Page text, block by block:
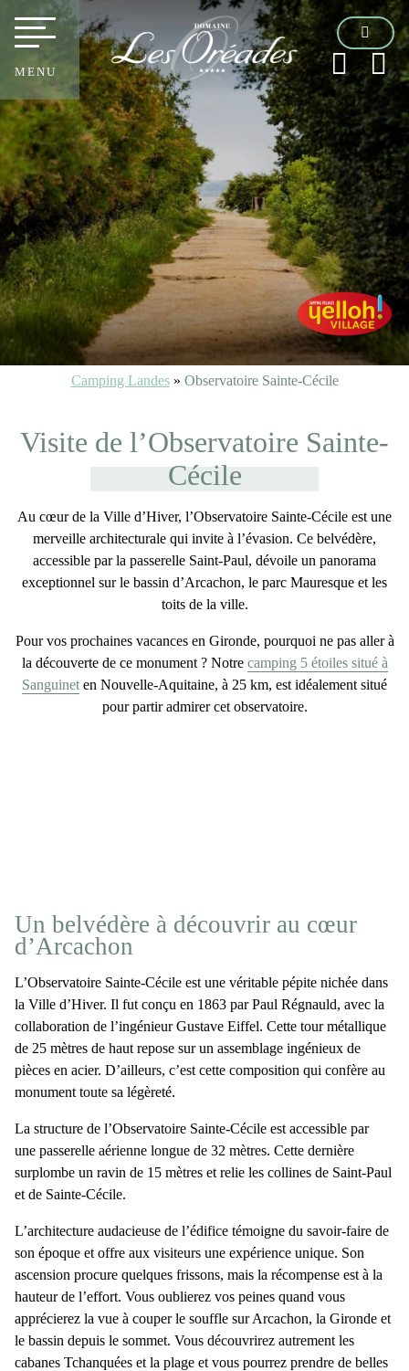
MENU
Camping Landes» Observatoire Sainte-Cécile
Visite de l’Observatoire Sainte-
Cécile
Au cœur de la Ville d’Hiver, l’Observatoire Sainte-Cécile est une
merveille architecturale qui invite à l’évasion. Ce belvédère,
accessible par la passerelle Saint-Paul, dévoile un panorama
exceptionnel sur le bassin d’Arcachon, le parc Mauresque et les
toits de la ville.
Pour vos prochaines vacances en Gironde, pourquoi ne pas aller à
la découverte de ce monument ? Notre camping 5 étoiles situé à
Sanguinet en Nouvelle-Aquitaine, à 25 km, est idéalement situé
pour partir admirer cet observatoire.
Un belvédère à découvrir au cœur
d’Arcachon
L’Observatoire Sainte-Cécile est une véritable pépite nichée dans
la Ville d’Hiver. Il fut conçu en 1863 par Paul Régnauld, avec la
collaboration de l’ingénieur Gustave Eiffel. Cette tour métallique
de 25 mètres de haut repose sur un assemblage ingénieux de
pièces en acier. D’ailleurs, c’est cette composition qui confère au
monument toute sa légèreté.
La structure de l’Observatoire Sainte-Cécile est accessible par
une passerelle aérienne longue de 32 mètres. Cette dernière
surplombe un ravin de 15 mètres et relie les collines de Saint-Paul
et de Sainte-Cécile.
L’architecture audacieuse de l’édifice témoigne du savoir-faire de
son époque et offre aux visiteurs une expérience unique. Son
ascension procure quelques frissons, mais la récompense est à la
hauteur de l’effort. Vous oublierez vos peines quand vous
apprécierez la vue à couper le souffle sur Arcachon, la Gironde et
le bassin depuis le sommet. Vous découvrirez autrement les
cabanes Tchanquées et la plage et vous pourrez prendre de belles